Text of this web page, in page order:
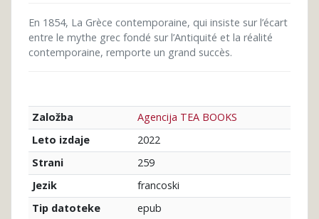
En 1854, La Grèce contemporaine, qui insiste sur l’écart
entre le mythe grec fondé sur l’Antiquité et la réalité
contemporaine, remporte un grand succès.
Založba
Agencija TEA BOOKS
Leto izdaje
2022
Strani
259
Jezik
francoski
Tip datoteke
epub